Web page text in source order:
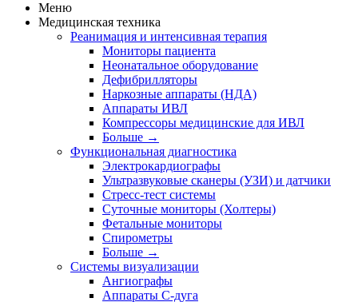
Меню
Медицинская техника
Реанимация и интенсивная терапия
Мониторы пациента
Неонатальное оборудование
Дефибрилляторы
Наркозные аппараты (НДА)
Аппараты ИВЛ
Компрессоры медицинские для ИВЛ
Больше →
Функциональная диагностика
Электрокардиографы
Ультразвуковые сканеры (УЗИ) и датчики
Стресс-тест системы
Суточные мониторы (Холтеры)
Фетальные мониторы
Спирометры
Больше →
Системы визуализации
Ангиографы
Аппараты C-дуга